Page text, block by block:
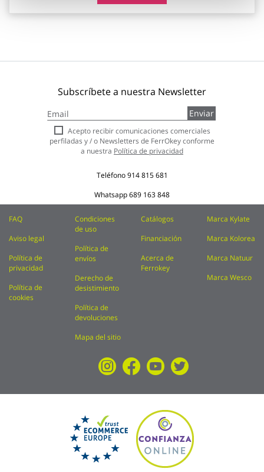
Subscríbete a nuestra Newsletter
a
nuestro
boletín
de
Enviar
Acepto recibir comunicaciones comerciales
perfiladas y / o Newsletters de FerrOkey conforme
a nuestra Política de privacidad
Teléfono914 815 681
Whatsapp689 163 848
FAQ
Aviso legal
Política de
privacidad
Política de
cookies
Condiciones
de uso
Política de
envíos
Derecho de
desistimiento
Política de
devoluciones
Mapa del sitio
Catálogos
Financiación
Acerca de
Ferrokey
Marca Kylate
Marca Kolorea
Marca Natuur
Marca Wesco